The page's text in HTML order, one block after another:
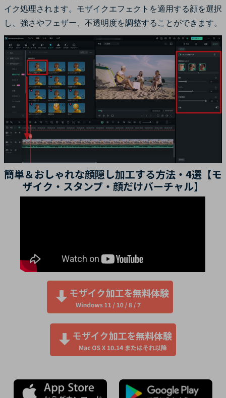
イク処理されます。モザイクエフェクトを適用する顔を選択
し、強さやフェザー、不透明度を調整することができます。
簡単＆おしゃれな顔隠し加工する方法・4選【モ
ザイク・スタンプ・顔だけバーチャル】